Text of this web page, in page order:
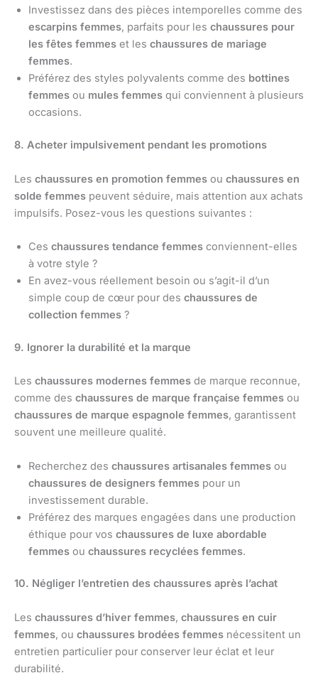
Investissez dans des pièces intemporelles comme des
escarpins femmes, parfaits pour les chaussures pour
les fêtes femmes et les chaussures de mariage
femmes.
Préférez des styles polyvalents comme des bottines
femmes ou mules femmes qui conviennent à plusieurs
occasions.
8. Acheter impulsivement pendant les promotions
Les chaussures en promotion femmes ou chaussures en
solde femmes peuvent séduire, mais attention aux achats
impulsifs. Posez-vous les questions suivantes :
Ces chaussures tendance femmes conviennent-elles
à votre style ?
En avez-vous réellement besoin ou s’agit-il d’un
simple coup de cœur pour des chaussures de
collection femmes ?
9. Ignorer la durabilité et la marque
Les chaussures modernes femmes de marque reconnue,
comme des chaussures de marque française femmes ou
chaussures de marque espagnole femmes, garantissent
souvent une meilleure qualité.
Recherchez des chaussures artisanales femmes ou
chaussures de designers femmes pour un
investissement durable.
Préférez des marques engagées dans une production
éthique pour vos chaussures de luxe abordable
femmes ou chaussures recyclées femmes.
10. Négliger l’entretien des chaussures après l’achat
Les chaussures d’hiver femmes, chaussures en cuir
femmes, ou chaussures brodées femmes nécessitent un
entretien particulier pour conserver leur éclat et leur
durabilité.